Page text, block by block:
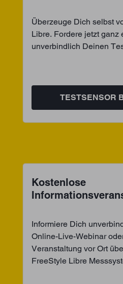
Überzeuge Dich selbst
Libre. Fordere jetzt ganz
unverbindlich Deinen
TESTSENSOR
Kostenlose
Informiere Dich
Online-Live-Webinar
Veranstaltung vor Ort
FreeStyle Libre